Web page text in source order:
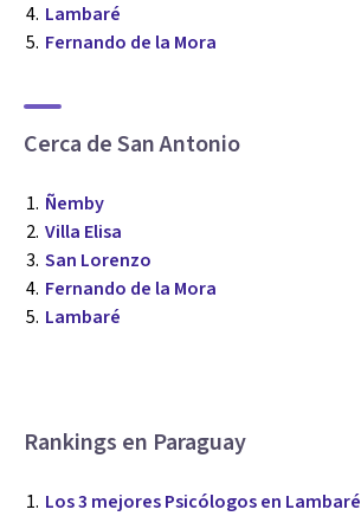
Lambaré
Fernando de la Mora
Cerca de San Antonio
Ñemby
Villa Elisa
San Lorenzo
Fernando de la Mora
Lambaré
Rankings en Paraguay
Los 3 mejores Psicólogos en Lambaré